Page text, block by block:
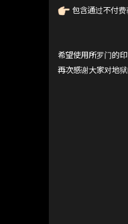
包含通过不付
希望使用所罗门的
再次感谢大家对地狱